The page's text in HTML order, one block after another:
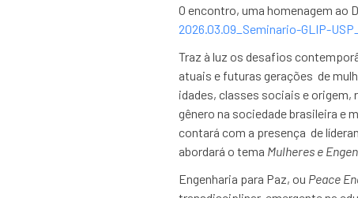
O encontro, uma homenagem ao
2026.03.09_Seminario-GLIP-
Traz à luz os desafios
atuais e futuras gerações de
idades, classes sociais e origem,
gênero na sociedade brasileira e
contará com a presença de
abordará o tema Mulheres e
Engenharia para Paz, ou Peace